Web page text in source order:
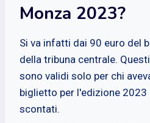
Monza 2023?
Si va infatti dai 90 euro del
della tribuna centrale.
sono validi solo per chi
biglietto per l'edizione
scontati.